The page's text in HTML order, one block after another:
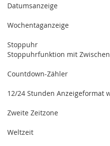
Datumsanzeige
Wochentaganzeige
Stoppuhr
Stoppuhrfunktion mit
Countdown-Zähler
12/24 Stunden Anzeigeformat
Zweite Zeitzone
Weltzeit